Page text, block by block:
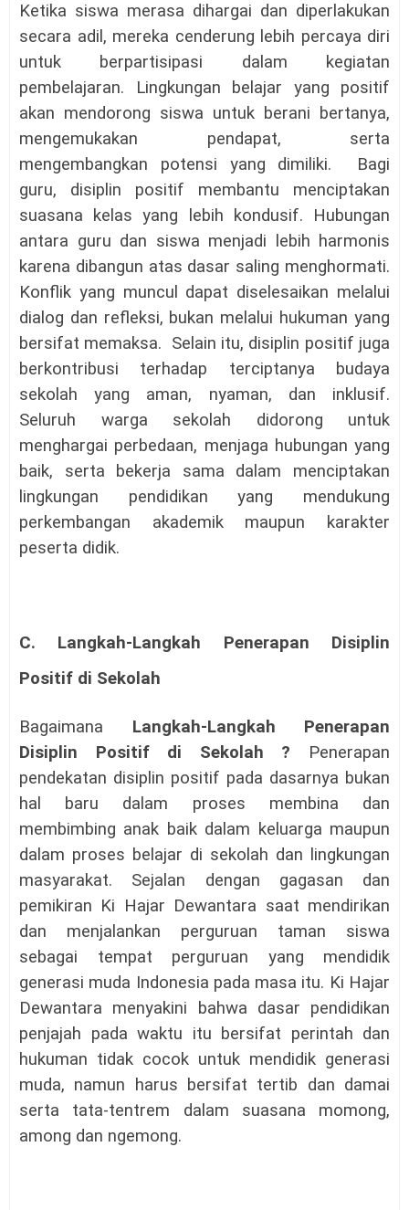
Ketika siswa merasa dihargai dan diperlakukan
secara adil, mereka cenderung lebih percaya diri
untuk berpartisipasi dalam kegiatan
pembelajaran. Lingkungan belajar yang positif
akan mendorong siswa untuk berani bertanya,
mengemukakan pendapat, serta
mengembangkan potensi yang dimiliki. Bagi
guru, disiplin positif membantu menciptakan
suasana kelas yang lebih kondusif. Hubungan
antara guru dan siswa menjadi lebih harmonis
karena dibangun atas dasar saling menghormati.
Konflik yang muncul dapat diselesaikan melalui
dialog dan refleksi, bukan melalui hukuman yang
bersifat memaksa. Selain itu, disiplin positif juga
berkontribusi terhadap terciptanya budaya
sekolah yang aman, nyaman, dan inklusif.
Seluruh warga sekolah didorong untuk
menghargai perbedaan, menjaga hubungan yang
baik, serta bekerja sama dalam menciptakan
lingkungan pendidikan yang mendukung
perkembangan akademik maupun karakter
peserta didik.
C. Langkah-Langkah Penerapan Disiplin
Positif di Sekolah
Bagaimana Langkah-Langkah Penerapan
Disiplin Positif di Sekolah ? Penerapan
pendekatan disiplin positif pada dasarnya bukan
hal baru dalam proses membina dan
membimbing anak baik dalam keluarga maupun
dalam proses belajar di sekolah dan lingkungan
masyarakat. Sejalan dengan gagasan dan
pemikiran Ki Hajar Dewantara saat mendirikan
dan menjalankan perguruan taman siswa
sebagai tempat perguruan yang mendidik
generasi muda Indonesia pada masa itu. Ki Hajar
Dewantara menyakini bahwa dasar pendidikan
penjajah pada waktu itu bersifat perintah dan
hukuman tidak cocok untuk mendidik generasi
muda, namun harus bersifat tertib dan damai
serta tata-tentrem dalam suasana momong,
among dan ngemong.